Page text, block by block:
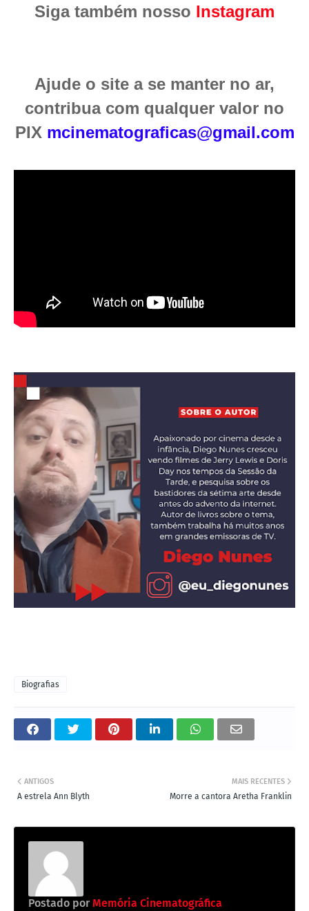
Siga também nosso Instagram
Ajude o site a se manter no ar,
contribua com qualquer valor no
PIX mcinematograficas@gmail.com
Biografias
MAIS RECENTES
Morre a cantora Aretha Franklin
ANTIGOS
A estrela Ann Blyth
Postado por Memória Cinematográfica